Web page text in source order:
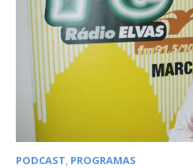
PODCAST, PROGRAMAS